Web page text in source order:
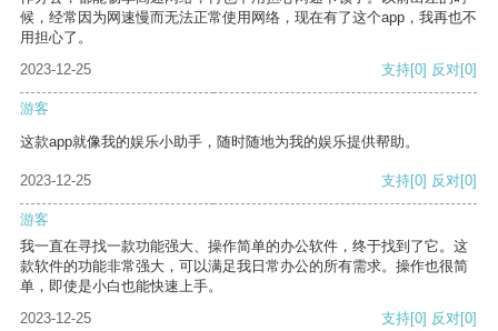
候，经常因为网速慢而无法正常使用网络，现在有了这个app，我再也不
用担心了。
2023-12-25
支持[0] 反对[0]
游客
这款app就像我的娱乐小助手，随时随地为我的娱乐提供帮助。
2023-12-25 支持[0] 反对[0]
游客
我一直在寻找一款功能强大、操作简单的办公软件，终于找到了它。这
款软件的功能非常强大，可以满足我日常办公的所有需求。操作也很简
单，即使是小白也能快速上手。
2023-12-25
支持[0] 反对[0]